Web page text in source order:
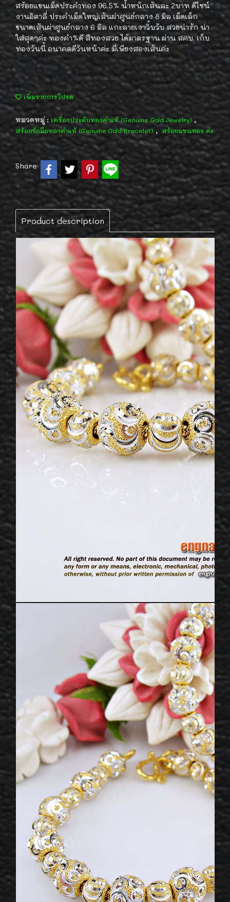
สร้อยแขนเม็ดประคำทอง 96.5% น้ำหนักเส้นละ 2บาท ดีไซน์
งานอิตาลี่ ประคำเม็ดใหญ่เส้นผ่าศูนย์กลาง 8 มิล เม็ดเล็ก
ขนาดเส้นผ่าศูนย์กลาง 6 มิล แกะลายเงาวิ้บวับ สวยน่ารัก น่า
ใส่สุดๆค่ะ ทองคำ%ดี สีทองสวย ได้มาตรฐาน ผ่าน สคบ. เก็บ
ทองวันนี้ อนาคตดีวันหน้าค่ะ มีเพียงสองเส้นค่ะ
เพิ่มรายการโปรด
หมวดหมู่ : เครื่องประดับทองคำแท้ (Genuine Gold Jewelry) ,
สร้อยข้อมือทองคำแท้ (Genuine Gold Bracelet) , สร้อยแขนทอง ค่ะ
Share
Product description